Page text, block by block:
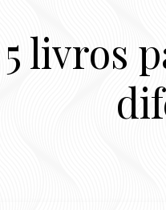
5 livros